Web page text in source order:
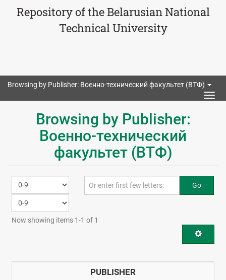
Repository of the Belarusian National
Technical University
Browsing by Publisher: Военно-технический факультет (ВТФ)
Browsing by Publisher:
Военно-технический
факультет (ВТФ)
Go
Now showing items 1-1 of 1
PUBLISHER